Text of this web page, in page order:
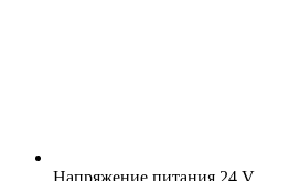
Напряжение питания 24 V